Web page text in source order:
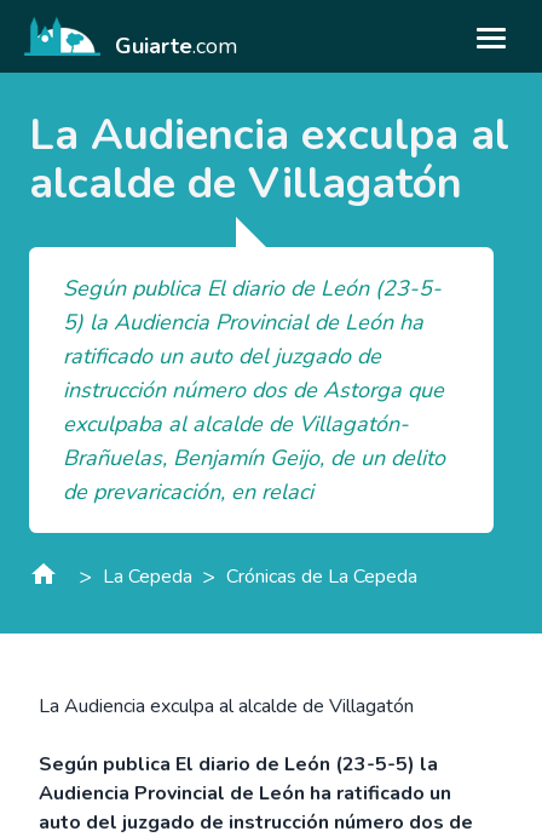
Guiarte.com
La Audiencia exculpa al
alcalde de Villagatón
Según publica El diario de León (23-5-
5) la Audiencia Provincial de León ha
ratificado un auto del juzgado de
instrucción número dos de Astorga que
exculpaba al alcalde de Villagatón-
Brañuelas, Benjamín Geijo, de un delito
de prevaricación, en relaci
> La Cepeda > Crónicas de La Cepeda
La Audiencia exculpa al alcalde de Villagatón
Según publica El diario de León (23-5-5) la
Audiencia Provincial de León ha ratificado un
auto del juzgado de instrucción número dos de